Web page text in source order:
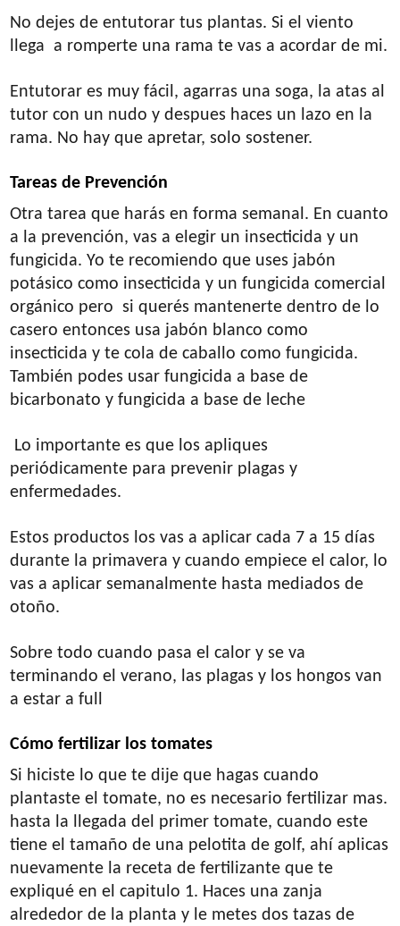
No dejes de entutorar tus plantas. Si el viento
llega a romperte una rama te vas a acordar de mi.
Entutorar es muy fácil, agarras una soga, la atas al
tutor con un nudo y despues haces un lazo en la
rama. No hay que apretar, solo sostener.
Tareas de Prevención
Otra tarea que harás en forma semanal. En cuanto
a la prevención, vas a elegir un insecticida y un
fungicida. Yo te recomiendo que uses jabón
potásico como insecticida y un fungicida comercial
orgánico pero si querés mantenerte dentro de lo
casero entonces usa jabón blanco como
insecticida y te cola de caballo como fungicida.
También podes usar fungicida a base de
bicarbonato y fungicida a base de leche
Lo importante es que los apliques
periódicamente para prevenir plagas y
enfermedades.
Estos productos los vas a aplicar cada 7 a 15 días
durante la primavera y cuando empiece el calor, lo
vas a aplicar semanalmente hasta mediados de
otoño.
Sobre todo cuando pasa el calor y se va
terminando el verano, las plagas y los hongos van
a estar a full
Cómo fertilizar los tomates
Si hiciste lo que te dije que hagas cuando
plantaste el tomate, no es necesario fertilizar mas.
hasta la llegada del primer tomate, cuando este
tiene el tamaño de una pelotita de golf, ahí aplicas
nuevamente la receta de fertilizante que te
expliqué en el capitulo 1. Haces una zanja
alrededor de la planta y le metes dos tazas de